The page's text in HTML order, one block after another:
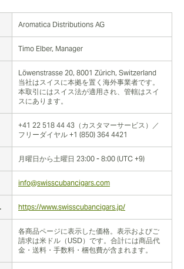
Aromatica Distributions AG
Timo Elber, Manager
Löwenstrasse 20, 8001 Zürich, Switzerland
当社はスイスに本拠を置く海外事業者です。
本取引にはスイス法が適用され、管轄はスイ
スにあります。
+41 22 518 44 43（カスタマーサービス）／
フリーダイヤル +1 (850) 364 4421
月曜日から土曜日 23:00 - 8:00 (UTC +9)
info@swisscubancigars.com
https://www.swisscubancigars.jp/
各商品ページに表示した価格。表示およびご
請求は米ドル（USD）です。合計には商品代
金・送料・手数料・梱包費が含まれます。